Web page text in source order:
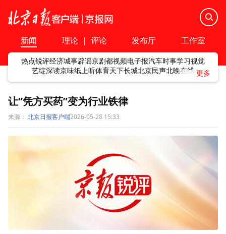
新闻 理论 | 评论 发布厅 工作室
热点锐评经济城事辟谣京剧都视频电子报汽车时事学习视觉
艺绽深读京味纸上听体育天下长城北京民声北晚在线
让“凭方买药”变为行业铁律
来源： 北京日报客户端2026-05-28 15:33